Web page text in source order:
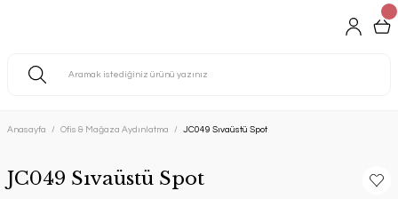
Anasayfa Ofis & Mağaza Aydınlatma JC049 Sıvaüstü Spot
JC049 Sıvaüstü Spot